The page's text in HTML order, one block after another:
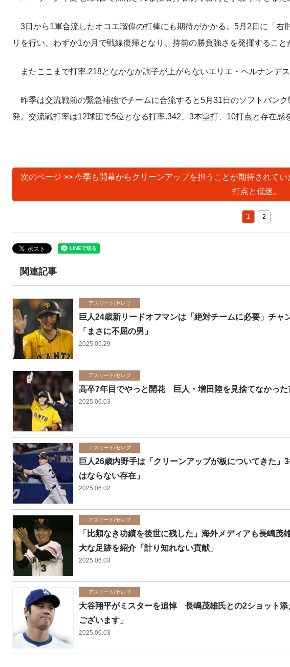
3日から1軍合流したオコエ瑠偉の打棒にも期待がかかる。5月2日に「右
リを行い、わずか1か月で戦線復帰となり、持前の勝負強さを発揮すること
またここまで打率.218となかなか調子が上がらないエリエ・ヘルナンデス
昨季は交流戦前の緊急補強でチームに合流すると5月31日のソフトバン
発。交流戦打率は12球団で5位となる打率.342、3本塁打、10打点と存在感
次のページ >> 今季も開幕からクリーンアップを担うことが期待されて
打点と低迷。
1 2
関連記事
アスリート/セレブ
巨人24歳新リードオフマンは「絶対チームに必要」チ
「まさに不屈の男」
2025.05.29
アスリート/セレブ
高卒7年目でやっと開花 巨人・増田陸を見捨てなかった
2025.06.03
アスリート/セレブ
巨人26歳内野手は「クリーンアップが板についてきた」
はならない存在」
2025.06.02
アスリート/セレブ
「比類なき功績を後世に残した」海外メディアも長嶋
大な足跡を紹介「計り知れない貢献」
2025.06.03
アスリート/セレブ
大谷翔平がミスターを追悼 長嶋茂雄氏との2ショット
ございます」
2025.06.03